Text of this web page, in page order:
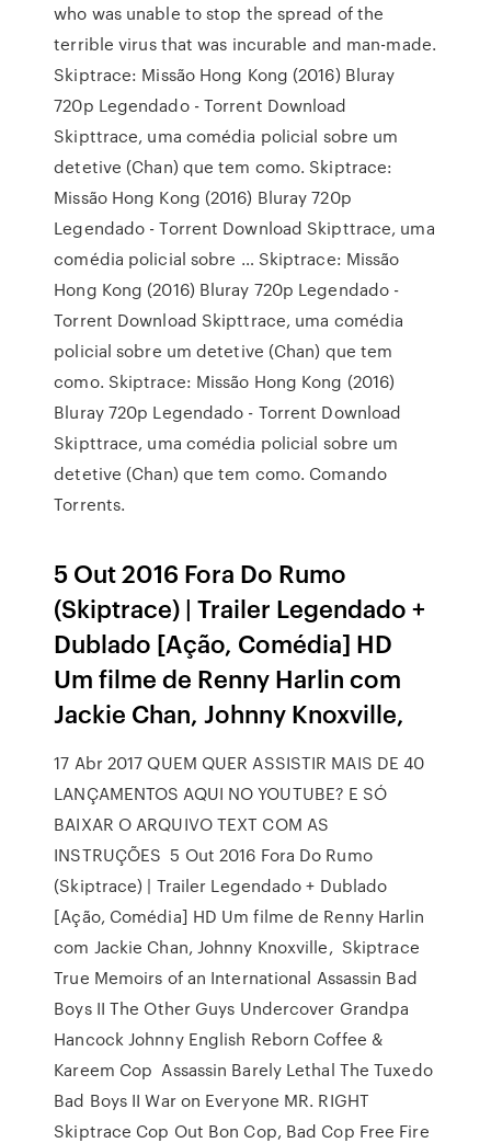
who was unable to stop the spread of the
terrible virus that was incurable and man-made.
Skiptrace: Missão Hong Kong (2016) Bluray
720p Legendado - Torrent Download
Skipttrace, uma comédia policial sobre um
detetive (Chan) que tem como. Skiptrace:
Missão Hong Kong (2016) Bluray 720p
Legendado - Torrent Download Skipttrace, uma
comédia policial sobre … Skiptrace: Missão
Hong Kong (2016) Bluray 720p Legendado -
Torrent Download Skipttrace, uma comédia
policial sobre um detetive (Chan) que tem
como. Skiptrace: Missão Hong Kong (2016)
Bluray 720p Legendado - Torrent Download
Skipttrace, uma comédia policial sobre um
detetive (Chan) que tem como. Comando
Torrents.
5 Out 2016 Fora Do Rumo
(Skiptrace) | Trailer Legendado +
Dublado [Ação, Comédia] HD
Um filme de Renny Harlin com
Jackie Chan, Johnny Knoxville,
17 Abr 2017 QUEM QUER ASSISTIR MAIS DE 40
LANÇAMENTOS AQUI NO YOUTUBE? E SÓ
BAIXAR O ARQUIVO TEXT COM AS
INSTRUÇÕES 5 Out 2016 Fora Do Rumo
(Skiptrace) | Trailer Legendado + Dublado
[Ação, Comédia] HD Um filme de Renny Harlin
com Jackie Chan, Johnny Knoxville, Skiptrace
True Memoirs of an International Assassin Bad
Boys II The Other Guys Undercover Grandpa
Hancock Johnny English Reborn Coffee &
Kareem Cop Assassin Barely Lethal The Tuxedo
Bad Boys II War on Everyone MR. RIGHT
Skiptrace Cop Out Bon Cop, Bad Cop Free Fire